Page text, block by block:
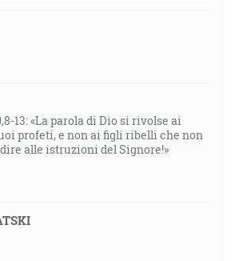
13: «La parola di Dio si rivolse ai
profeti, e non ai figli ribelli che non
alle istruzioni del Signore!»